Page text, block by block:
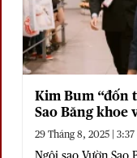
Kim Bum “đốn
Sao Băng khoe
29 Tháng 8, 2025 |